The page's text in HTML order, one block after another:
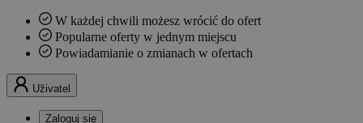
W każdej chwili możesz wrócić do ofert
Popularne oferty w jednym miejscu
Powiadamianie o zmianach w ofertach
Uživatel
Zaloguj się